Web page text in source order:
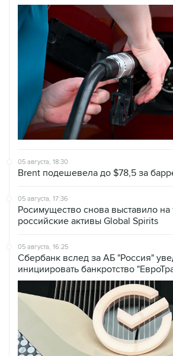
05 августа, 18:30
Brent подешевела до $78,5 за
05 августа, 17:36
Росимущество снова выставило
российские активы Global Spirits
05 августа, 16:25
Сбербанк вслед за АБ "Россия"
инициировать банкротство